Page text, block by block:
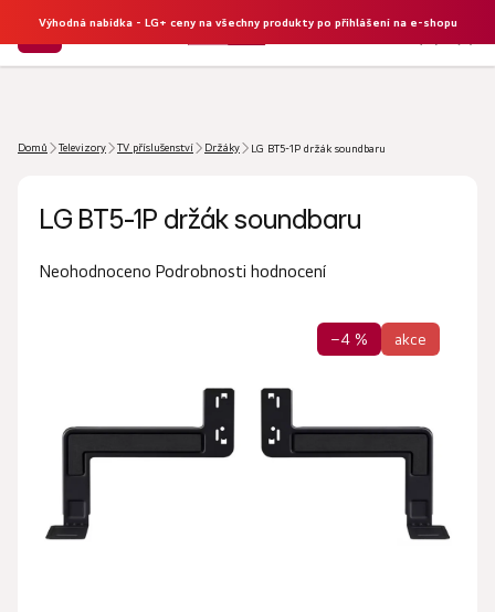
Výhodná nabídka - LG+ ceny na všechny produkty po přihlášení na e-shopu
Hledat
Domů Televizory TV příslušenství Držáky LG BT5-1P držák soundbaru
LG BT5-1P držák soundbaru
Průměrné
hvězdiček.
Neohodnoceno Podrobnosti hodnocení
–4 % akce